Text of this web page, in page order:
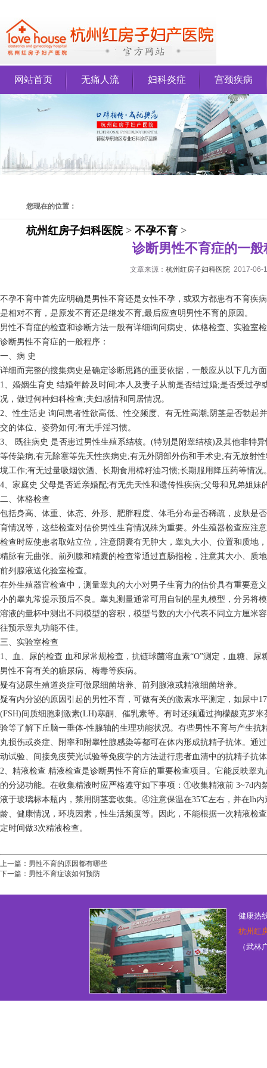
网站首页 无痛人流 妇科炎症 宫颈疾病
您现在的位置：
杭州红房子妇科医院> 不孕不育 >
诊断男性不育症的一般
文章来源： 杭州红房子妇科医院 2017-06-
不孕不育中首先应明确是男性不育还是女性不孕，或双方都患有不育疾
是相对不育，是原发不育还是继发不育;最后应查明男性不育的原因。
男性不育症的检查和诊断方法一般有详细询问病史、体格检查、实验室
诊断男性不育症的一般程序：
一、病 史
详细而完整的搜集病史是确定诊断思路的重要依据，一般应从以下几方
1、婚姻生育史 结婚年龄及时间;本人及妻子从前是否结过婚;是否受过孕
况，做过何种妇科检查;夫妇感情和同居情况。
2、性生活史 询问患者性欲高低、性交频度、有无性高潮;阴茎是否勃起
交的体位、姿势如何;有无手淫习惯。
3、 既往病史 是否患过男性生殖系结核。(特别是附睾结核)及其他非特
等传染病;有无除塞等先天性疾病史;有无外阴部外伤和手术史;有无放射
境工作;有无过量吸烟饮酒、长期食用棉籽油习惯;长期服用降压药等情况
4、家庭史 父母是否近亲婚配;有无先天性和遗传性疾病;父母和兄弟姐妹
二、体格检查
包括身高、体重、体态、外形、肥胖程度、体毛分布是否稀疏，皮肤是
育情况等，这些检查对估价男性生育情况殊为重要。外生殖器检查应注
检查时应使患者取站立位，注意阴囊有无肿大，睾丸大小、位置和质地
精脉有无曲张。前列腺和精囊的检查常通过直肠指检，注意其大小、质
前列腺液送化验室检查。
在外生殖器官检查中，测量睾丸的大小对男子生育力的估价具有重要意
小的睾丸常提示预后不良。睾丸测量通常可用自制的星丸模型，分另将
溶液的量杯中测出不同模型的容积，模型号数的大小代表不同立方厘米
往预示睾丸功能不佳。
三、实验室检查
1、血、尿的检查 血和尿常规检查，抗链球菌溶血素“O”测定，血糖、
男性不育有关的糖尿病、梅毒等疾病。
疑有泌尿生殖道炎症可做尿细菌培养、前列腺液或精液细菌培养。
疑有内分泌的原因引起的男性不育，可做有关的激素水平测定，如尿中
(FSH)间质细胞刺激素(LH)寒酮、催乳素等。有时还须通过拘檬酸克罗
验等了解下丘脑一垂体-性腺轴的生理功能状况。有些男性不育与产生抗
丸损伤或炎症、附率和附睾性腺感染等都可在体内形成抗精子抗体。通
动试验、间接免疫荧光试验等免疫学的方法进行患者血清中的抗精子抗
2、精液检查 精液检查是诊断男性不育症的重要检查项目。它能反映睾
的分泌功能。在收集精液时应严格遵守如下事项：①收集精液前 3~7d
液于玻璃标本瓶内，禁用阴茎套收集。④注意保温在35℃左右，并在lh
龄、健康情况，环境因素，性生活频度等。因此，不能根据一次精液检
定时间做3次精液检查。
上一篇： 男性不育的原因都有哪些
下一篇： 男性不育症该如何预防
健康热
杭州红
（武